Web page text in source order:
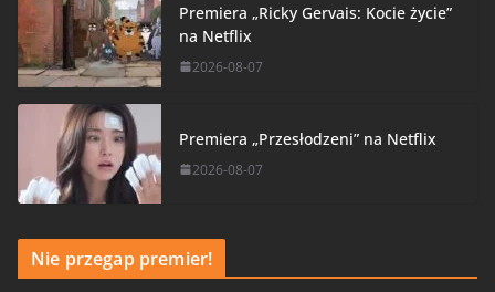
Premiera „Ricky Gervais: Kocie życie”
na Netflix
2026-08-07
Premiera „Przesłodzeni” na Netflix
2026-08-07
Nie przegap premier!